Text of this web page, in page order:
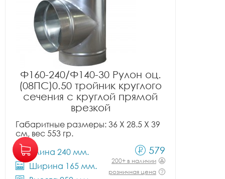
Ф160-240/Ф140-30 Рулон оц.
(08ПС)0.50 тройник круглого
сечения с круглой прямой
врезкой
Габаритные размеры: 36 X 28.5 X 39
см, вес 553 гр.
Длина 240 мм.
Ширина 165 мм.
579
200+ в наличии
розничная цена